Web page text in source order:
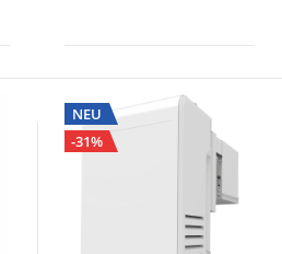
NEU
-31%